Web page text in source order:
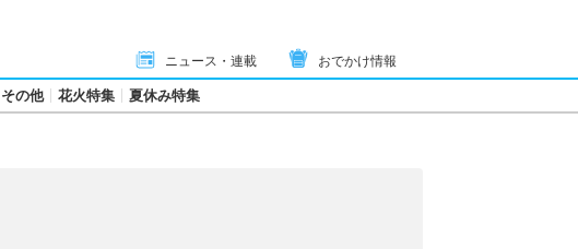
ニュース・連載 おでかけ情報
その他 花火特集 夏休み特集